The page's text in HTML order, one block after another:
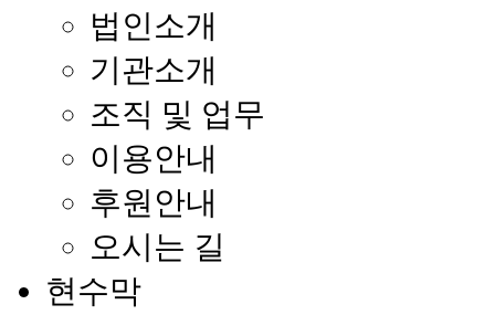
법인소개
기관소개
조직 및 업무
이용안내
후원안내
오시는 길
현수막